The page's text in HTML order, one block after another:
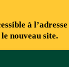
à l’adresse
nouveau site.